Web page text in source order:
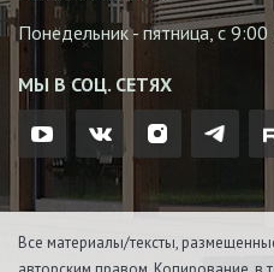
Понедельник - пятница, с
МЫ В СОЦ. СЕТЯХ
Все материалы/тексты,